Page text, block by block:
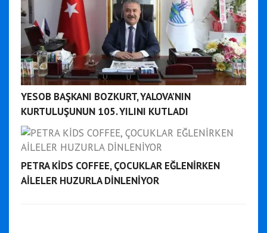
YESOB BAŞKANI BOZKURT, YALOVA’NIN
KURTULUŞUNUN 105. YILINI KUTLADI
PETRA KİDS COFFEE, ÇOCUKLAR EĞLENİRKEN
AİLELER HUZURLA DİNLENİYOR